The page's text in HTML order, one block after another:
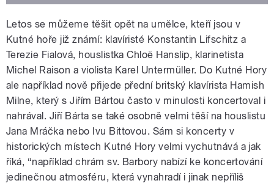
Letos se můžeme těšit opět na umělce, kteří jsou v
Kutné hoře již známí: klavíristé Konstantin Lifschitz a
Terezie Fialová, houslistka Chloë Hanslip, klarinetista
Michel Raison a violista Karel Untermüller. Do Kutné Hory
ale například nově přijede přední britský klavírista Hamish
Milne, který s Jiřím Bártou často v minulosti koncertoval i
nahrával. Jiří Bárta se také osobně velmi těší na houslistu
Jana Mráčka nebo Ivu Bittovou. Sám si koncerty v
historických místech Kutné Hory velmi vychutnává a jak
říká, “například chrám sv. Barbory nabízí ke koncertování
jedinečnou atmosféru, která vynahradí i jinak nepříliš